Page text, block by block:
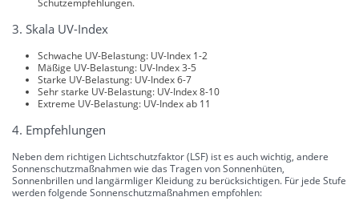
3. Skala UV-Index
Schwache UV-Belastung: UV-Index 1-2
Mäßige UV-Belastung: UV-Index 3-5
Starke UV-Belastung: UV-Index 6-7
Sehr starke UV-Belastung: UV-Index 8-10
Extreme UV-Belastung: UV-Index ab 11
4. Empfehlungen
Neben dem richtigen Lichtschutzfaktor (LSF) ist es auch wichtig, andere
Sonnenschutzmaßnahmen wie das Tragen von Sonnenhüten,
Sonnenbrillen und langärmliger Kleidung zu berücksichtigen. Für jede Stufe
werden folgende Sonnenschutzmaßnahmen empfohlen: